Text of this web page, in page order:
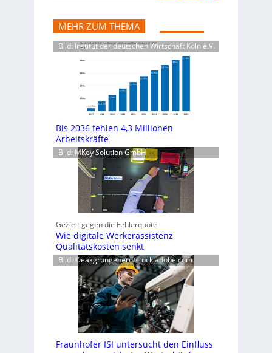
MEHR ZUM THEMA
Bild: Institut der deutschen Wirtschaft Köln e.V.
Bis 2036 fehlen 4,3 Millionen
Arbeitskräfte
Bild: MKey Solution GmbH
Gezielt gegen die Fehlerquote
Wie digitale Werkerassistenz
Qualitätskosten senkt
Bild: ©eakgrungenerd/stock.adobe.com
Fraunhofer ISI untersucht den Einfluss